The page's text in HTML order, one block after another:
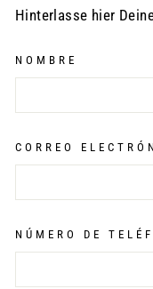
Hinterlasse hier
NOMBRE
CORREO
NÚMERO DE